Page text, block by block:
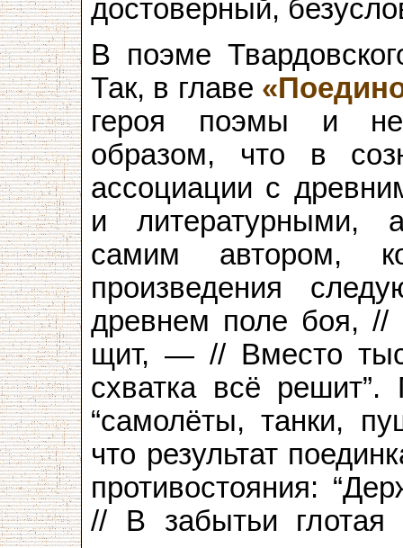
достоверный,
В поэме
Так, в главе
героя поэмы и
образом, что в
ассоциации с
и литературными,
самим автором,
произведения
древнем поле боя, //
щит, — // Вместо
схватка всё
“самолёты, танки,
что результат
противостояния:
// В забытьи глотая